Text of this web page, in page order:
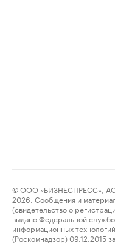
© ООО «БИЗНЕСПРЕСС»,
2026. Сообщения и
(свидетельство о
выдано Федеральной
информационных
(Роскомнадзор) 09.12.2015